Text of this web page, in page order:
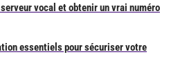
vocal et obtenir un vrai numéro
essentiels pour sécuriser votre